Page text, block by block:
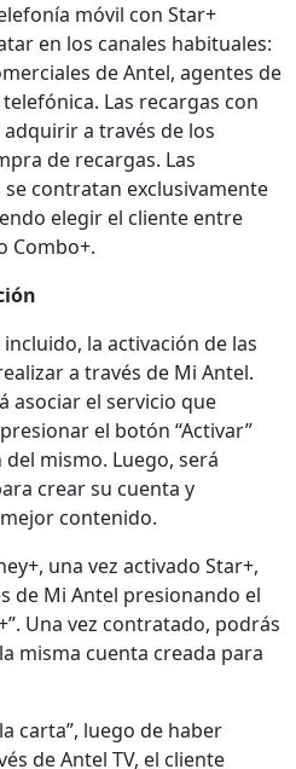
móvil con Star+
en los canales habituales:
de Antel, agentes de
Las recargas con
a través de los
de recargas. Las
se contratan exclusivamente
elegir el cliente entre
Combo+.
la activación de las
a través de Mi Antel.
asociar el servicio que
el botón “Activar”
mismo. Luego, será
crear su cuenta y
contenido.
una vez activado Star+,
de Mi Antel presionando el
Una vez contratado, podrás
misma cuenta creada para
carta”, luego de haber
de Antel TV, el cliente